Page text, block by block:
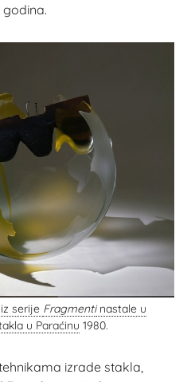
iz serije Fragmentinastale u
u Paraćinu 1980.
izrade stakla,